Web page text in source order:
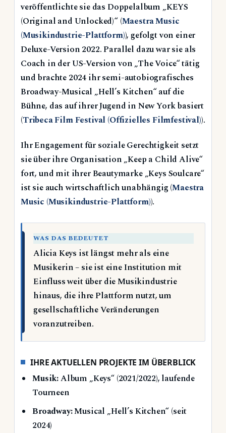
veröffentlichte sie das Doppelalbum „KEYS
(Original and Unlocked)“ (Maestra Music
(Musikindustrie-Plattform)), gefolgt von einer
Deluxe-Version 2022. Parallel dazu war sie als
Coach in der US-Version von „The Voice“ tätig
und brachte 2024 ihr semi-autobiografisches
Broadway-Musical „Hell’s Kitchen“ auf die
Bühne, das auf ihrer Jugend in New York basiert
(Tribeca Film Festival (Offizielles Filmfestival)).
Ihr Engagement für soziale Gerechtigkeit setzt
sie über ihre Organisation „Keep a Child Alive“
fort, und mit ihrer Beautymarke „Keys Soulcare“
ist sie auch wirtschaftlich unabhängig (Maestra
Music (Musikindustrie-Plattform)).
WAS DAS BEDEUTET
Alicia Keys ist längst mehr als eine
Musikerin – sie ist eine Institution mit
Einfluss weit über die Musikindustrie
hinaus, die ihre Plattform nutzt, um
gesellschaftliche Veränderungen
voranzutreiben.
IHRE AKTUELLEN PROJEKTE IM ÜBERBLICK
Musik:Album „Keys“ (2021/2022), laufende
Tourneen
Broadway:Musical „Hell’s Kitchen“ (seit
2024)